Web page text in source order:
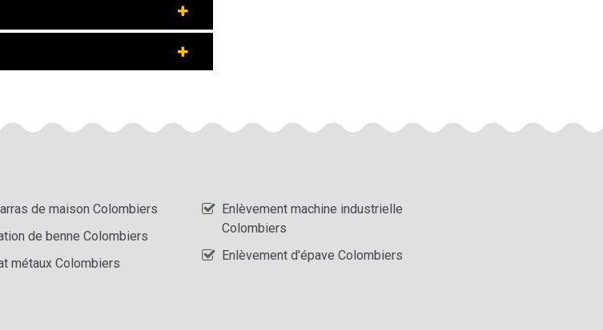
de maison Colombiers
de benne Colombiers
métaux Colombiers
Enlèvement machine industrielle
Colombiers
Enlèvement d'épave Colombiers